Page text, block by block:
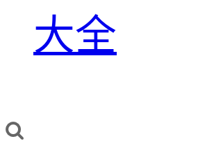
大全